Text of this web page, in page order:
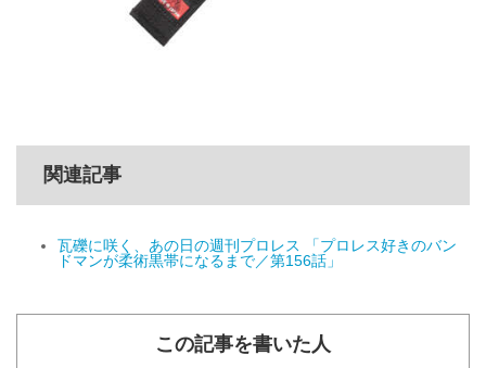
関連記事
瓦礫に咲く、あの日の週刊プロレス 「プロレス好きのバン
ドマンが柔術黒帯になるまで／第156話」
この記事を書いた人